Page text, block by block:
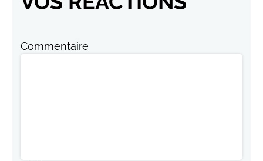
Commentaire